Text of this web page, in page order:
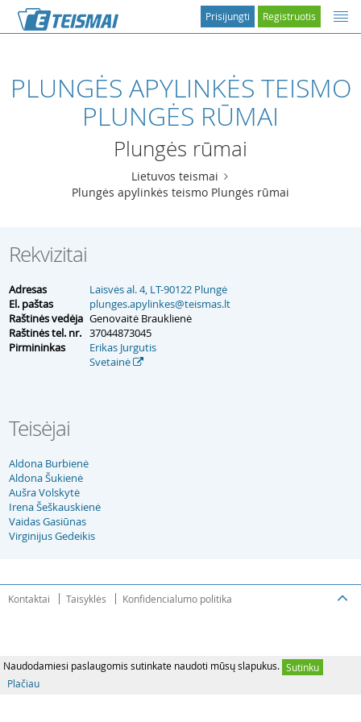
Naudodamiesi paslaugomis sutinkate naudoti mūsų slapukus. Sutinku
Plačiau
Registruotis
Prisijungti
PLUNGĖS APYLINKĖS TEISMO
PLUNGĖS RŪMAI
Plungės rūmai
Lietuvos teismai
Plungės apylinkės teismo Plungės rūmai
Rekvizitai
Adresas
Laisvės al. 4, LT-90122 Plungė
El. paštas
plunges.apylinkes@teismas.lt
Raštinės vedėja Genovaitė Brauklienė
Raštinės tel. nr. 37044873045
Pirmininkas
Erikas Jurgutis
Svetainė
Teisėjai
Aldona Burbienė
Aldona Šukienė
Aušra Volskytė
Irena Šeškauskienė
Vaidas Gasiūnas
Virginijus Gedeikis
Kontaktai Taisyklės Konfidencialumo politika